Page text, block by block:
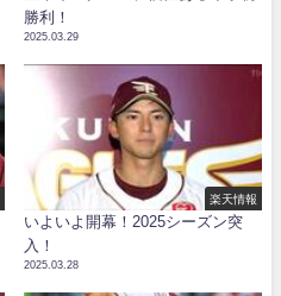
勝利！
2025.03.29
楽天情報
いよいよ開幕！2025シーズン突
入！
2025.03.28